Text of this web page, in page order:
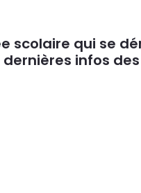
scolaire qui se
infos